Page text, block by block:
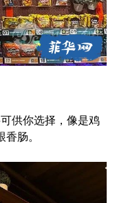
供你选择，像是鸡
肠。